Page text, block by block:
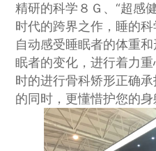
精研的科学８Ｇ、“超感
时代的跨界之作，睡的
自动感受睡眠者的体重
眠者的变化，进行着力
时的进行骨科矫形正确
的同时，更懂惜护您的身